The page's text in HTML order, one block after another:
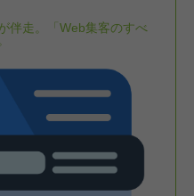
伴走。「Web集客のすべ